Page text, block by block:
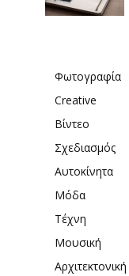
Φωτογραφία
Creative
Βίντεο
Σχεδιασμός
Αυτοκίνητα
Μόδα
Τέχνη
Μουσική
Αρχιτεκτονική